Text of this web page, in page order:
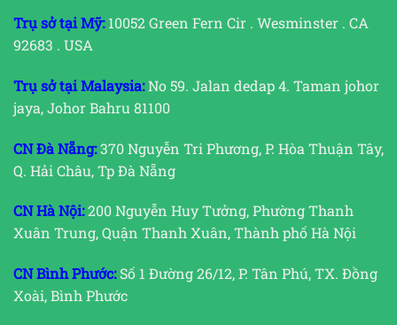
Trụ sở tại Mỹ:10052 Green Fern Cir . Wesminster . CA
92683 . USA
Trụ sở tại Malaysia:No 59. Jalan dedap 4. Taman johor
jaya, Johor Bahru 81100
CN Đà Nẵng:370 Nguyễn Tri Phương, P. Hòa Thuận Tây,
Q. Hải Châu, Tp Đà Nẵng
CN Hà Nội:200 Nguyễn Huy Tưởng, Phường Thanh
Xuân Trung, Quận Thanh Xuân, Thành phố Hà Nội
CN Bình Phước:Số 1 Đường 26/12, P. Tân Phú, TX. Đồng
Xoài, Bình Phước